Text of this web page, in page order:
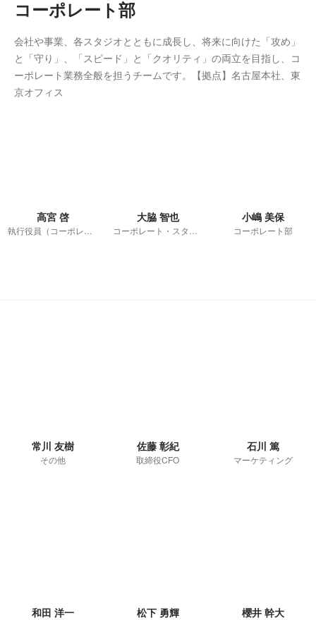
コーポレート部
会社や事業、各スタジオとともに成長し、将来に向けた「攻め」
と「守り」、「スピード」と「クオリティ」の両立を目指し、コ
ーポレート業務全般を担うチームです。【拠点】名古屋本社、東
京オフィス
高宮 啓 大脇 智也 小嶋 美保
コーポレート部
常川 友樹
その他
佐藤 彰紀
取締役CFO
石川 篤
マーケティング
和田 洋一 松下 勇輝 櫻井 幹大